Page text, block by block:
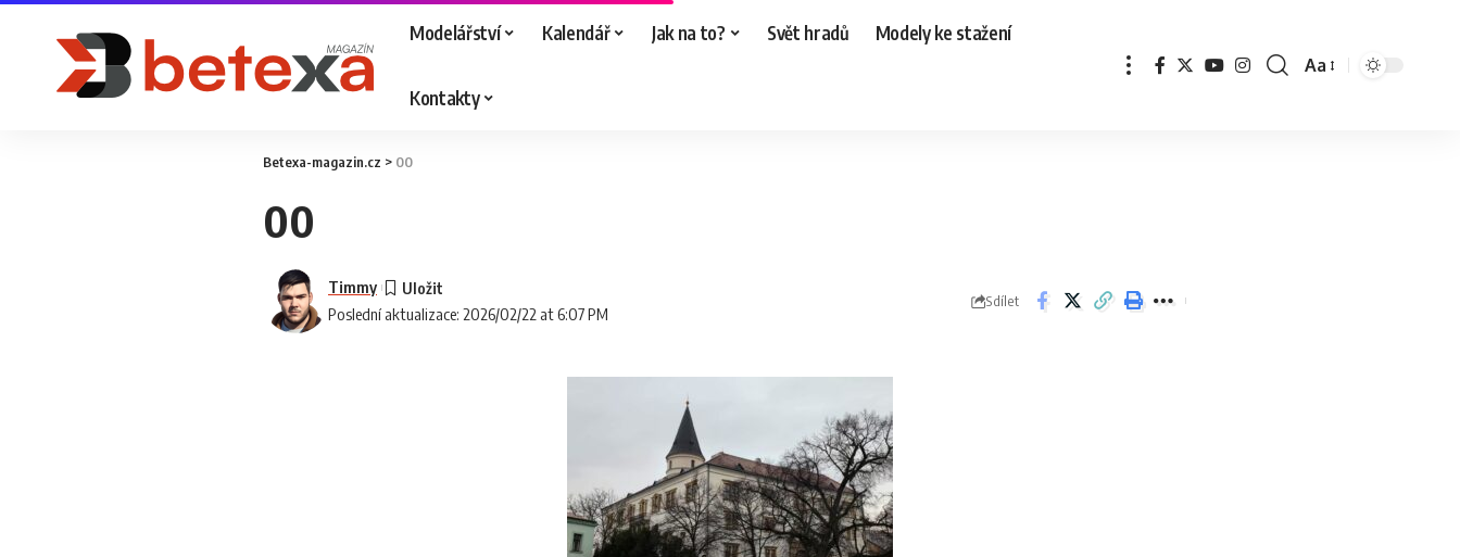
Modelářství Kalendář Jak na to? Svět hradů Modely ke stažení
Kontakty
Aa
Betexa-magazin.cz > 00
00
Poslední aktualizace: 2026/02/22 at 6:07 PM
Timmy
Sdílet